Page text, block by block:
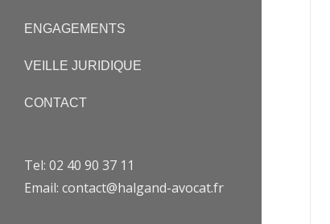
ENGAGEMENTS
VEILLE JURIDIQUE
CONTACT
Tel: 02 40 90 37 11
Email: contact@halgand-avocat.fr